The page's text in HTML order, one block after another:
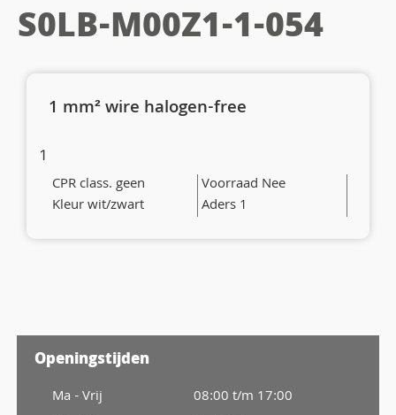
S0LB-M00Z1-1-054
1 mm² wire halogen-free
1
CPR class. geen
Voorraad Nee
Kleur wit/zwart
Aders 1
Openingstijden
Ma - Vrij
08:00 t/m 17:00